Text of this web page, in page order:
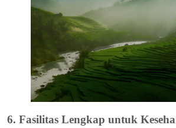
6. Fasilitas Lengkap untuk